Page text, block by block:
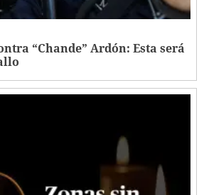
“Chande” Ardón: Esta será